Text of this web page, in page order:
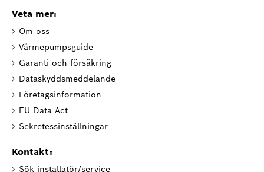
Veta mer:
Om oss
Värmepumpsguide
Garanti och försäkring
Dataskyddsmeddelande
Företagsinformation
EU Data Act
Sekretessinställningar
Kontakt:
Sök installatör/service